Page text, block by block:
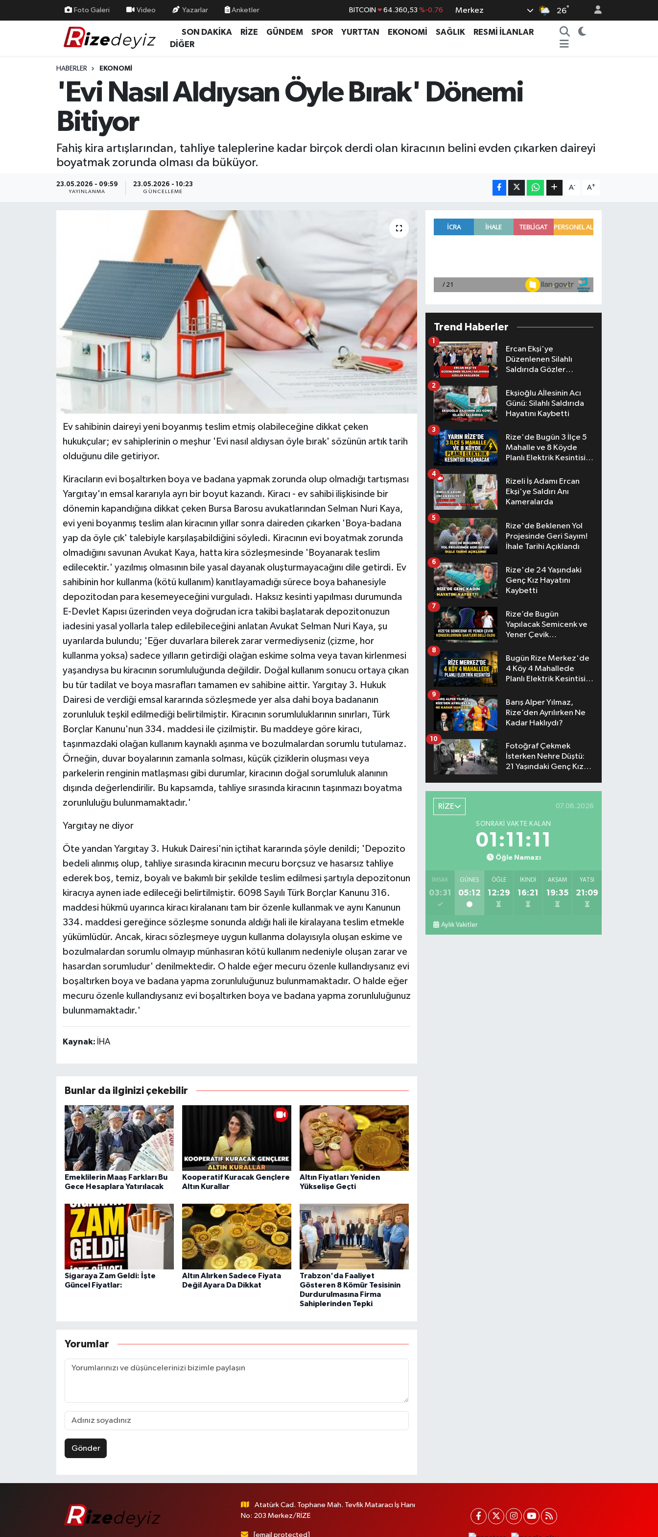
Foto Galeri Video Yazarlar Anketler
EURO 55,0265 %0.01
BİST100 13.887 %64
Merkez 26°
SON DAKİKA RİZE GÜNDEM SPOR YURTTAN EKONOMİ SAĞLIK
RESMİ İLANLAR
DİĞER
HABERLER EKONOMI
'Evi Nasıl Aldıysan Öyle Bırak' Dönemi
Bitiyor
Fahiş kira artışlarından, tahliye taleplerine kadar birçok derdi olan kiracının belini evden çıkarken daireyi
boyatmak zorunda olması da büküyor.
23.05.2026 - 09:59
YAYINLANMA
23.05.2026 - 10:23
GÜNCELLEME
A- A+
Ev sahibinin daireyi yeni boyanmış teslim etmiş olabileceğine dikkat çeken
hukukçular; ev sahiplerinin o meşhur 'Evi nasıl aldıysan öyle bırak' sözünün artık tarih
olduğunu dile getiriyor.
Kiracıların evi boşaltırken boya ve badana yapmak zorunda olup olmadığı tartışması
Yargıtay'ın emsal kararıyla ayrı bir boyut kazandı. Kiracı - ev sahibi ilişkisinde bir
dönemin kapandığına dikkat çeken Bursa Barosu avukatlarından Selman Nuri Kaya,
evi yeni boyanmış teslim alan kiracının yıllar sonra daireden çıkarken 'Boya-badana
yap da öyle çık' talebiyle karşılaşabildiğini söyledi. Kiracının evi boyatmak zorunda
olmadığını savunan Avukat Kaya, hatta kira sözleşmesinde 'Boyanarak teslim
edilecektir.' yazılmış olmasının bile yasal dayanak oluşturmayacağını dile getirdi. Ev
sahibinin hor kullanma (kötü kullanım) kanıtlayamadığı sürece boya bahanesiyle
depozitodan para kesemeyeceğini vurguladı. Haksız kesinti yapılması durumunda
E-Devlet Kapısı üzerinden veya doğrudan icra takibi başlatarak depozitonuzun
iadesini yasal yollarla talep edilebileceğini anlatan Avukat Selman Nuri Kaya, şu
uyarılarda bulundu; 'Eğer duvarlara bilerek zarar vermediyseniz (çizme, hor
kullanma yoksa) sadece yılların getirdiği olağan eskime solma veya tavan kirlenmesi
yaşandıysa bu kiracının sorumluluğunda değildir. Doğal kullanım sonucu ortaya çıkan
bu tür tadilat ve boya masrafları tamamen ev sahibine aittir. Yargıtay 3. Hukuk
Dairesi de verdiği emsal kararında sözleşmede yer alsa dahi boya badananın
zorunluluk teşkil edilmediği belirtilmiştir. Kiracının sorumluluklarının sınırları, Türk
Borçlar Kanunu'nun 334. maddesi ile çizilmiştir. Bu maddeye göre kiracı,
taşınmazdaki olağan kullanım kaynaklı aşınma ve bozulmalardan sorumlu tutulamaz.
Örneğin, duvar boyalarının zamanla solması, küçük çiziklerin oluşması veya
parkelerin renginin matlaşması gibi durumlar, kiracının doğal sorumluluk alanının
dışında değerlendirilir. Bu kapsamda, tahliye sırasında kiracının taşınmazı boyatma
zorunluluğu bulunmamaktadır.'
Yargıtay ne diyor
Öte yandan Yargıtay 3. Hukuk Dairesi'nin içtihat kararında şöyle denildi; 'Depozito
bedeli alınmış olup, tahliye sırasında kiracının mecuru borçsuz ve hasarsız tahliye
ederek boş, temiz, boyalı ve bakımlı bir şekilde teslim edilmesi şartıyla depozitonun
kiracıya aynen iade edileceği belirtilmiştir. 6098 Sayılı Türk Borçlar Kanunu 316.
maddesi hükmü uyarınca kiracı kiralananı tam bir özenle kullanmak ve aynı Kanunun
334. maddesi gereğince sözleşme sonunda aldığı hali ile kiralayana teslim etmekle
yükümlüdür. Ancak, kiracı sözleşmeye uygun kullanma dolayısıyla oluşan eskime ve
bozulmalardan sorumlu olmayıp münhasıran kötü kullanım nedeniyle oluşan zarar ve
hasardan sorumludur' denilmektedir. O halde eğer mecuru özenle kullandıysanız evi
boşaltırken boya ve badana yapma zorunluluğunuz bulunmamaktadır. O halde eğer
mecuru özenle kullandıysanız evi boşaltırken boya ve badana yapma zorunluluğunuz
bulunmamaktadır.'
Kaynak: İHA
Bunlar da ilginizi çekebilir
Emeklilerin Maaş Farkları Bu
Gece Hesaplara Yatırılacak
Kooperatif Kuracak Gençlere
Altın Kurallar
Altın Fiyatları Yeniden
Yükselişe Geçti
Sigaraya Zam Geldi: İşte
Güncel Fiyatlar:
Altın Alırken Sadece Fiyata
Değil Ayara Da Dikkat
Trabzon'da Faaliyet
Gösteren 8 Kömür Tesisinin
Durdurulmasına Firma
Sahiplerinden Tepki
Yorumlar
Gönder
Trend Haberler
Ercan Ekşi'ye
Düzenlenen Silahlı
Saldırıda Gözler
1
Ekşioğlu Aİlesinin Acı
Günü: Silahlı Saldırıda
Hayatını Kaybetti
2
Rize'de Bugün 3 İlçe 5
Mahalle ve 8 Köyde
Planlı Elektrik Kesintisi
3
Rizeli İş Adamı Ercan
Ekşi'ye Saldırı Anı
Kameralarda
4
Rize'de Beklenen Yol
Projesinde Geri Sayım!
İhale Tarihi Açıklandı
5
Rize'de 24 Yaşındaki
Genç Kız Hayatını
Kaybetti
6
Rize’de Bugün
Yapılacak Semicenk ve
Yener Çevik
Belli Oldu
7
Bugün Rize Merkez'de
4 Köy 4 Mahallede
Planlı Elektrik Kesintisi
8
Barış Alper Yılmaz,
Rize’den Ayrılırken Ne
Kadar Haklıydı?
9
Fotoğraf Çekmek
İsterken Nehre Düştü:
21 Yaşındaki Genç Kız
10
RİZE 07.08.2026
SONRAKI VAKTE KALAN
01:11:10
Öğle Namazı
İMSAK
03:31
GÜNEŞ
05:12
ÖĞLE
12:29
İKINDI
16:21
AKŞAM
19:35
YATSI
21:09
Aylık Vakitler
Atatürk Cad. Tophane Mah. Tevfik Mataracı İş Hanı
No: 203 Merkez/RİZE
[email protected]
Yurttan Haberler
Ekonomi
Rize Nöbetçi Eczaneler
Rize Trafik Yoğunluk Haritası
Süper Lig Puan Durumu ve Fikstür
Son Dakika Haberleri
Haber Arşivi